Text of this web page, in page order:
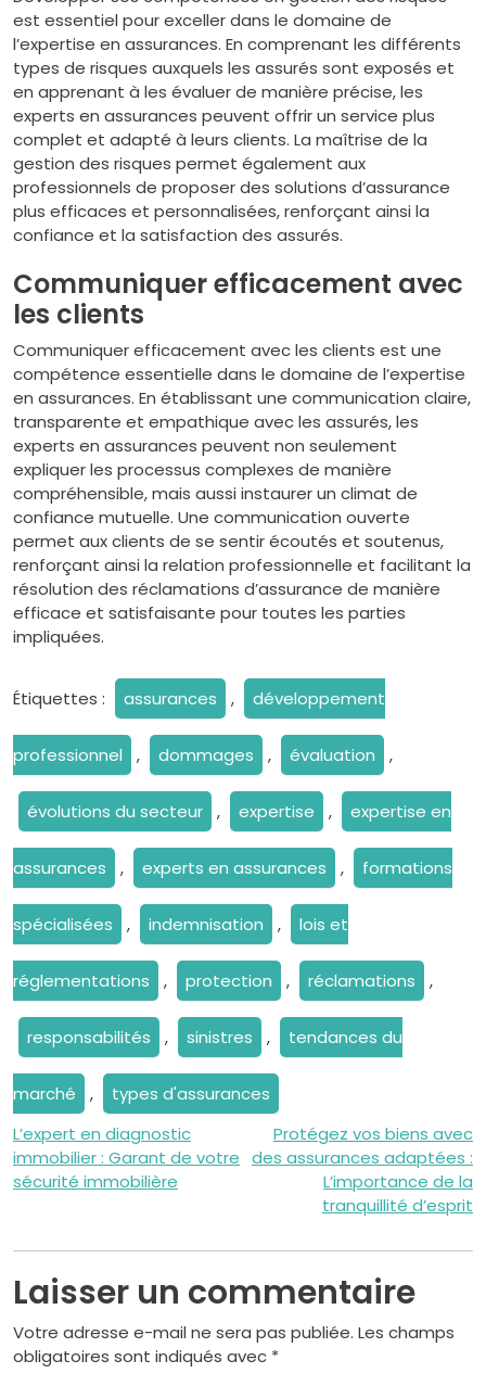
est essentiel pour exceller dans le domaine de
l’expertise en assurances. En comprenant les différents
types de risques auxquels les assurés sont exposés et
en apprenant à les évaluer de manière précise, les
experts en assurances peuvent offrir un service plus
complet et adapté à leurs clients. La maîtrise de la
gestion des risques permet également aux
professionnels de proposer des solutions d’assurance
plus efficaces et personnalisées, renforçant ainsi la
confiance et la satisfaction des assurés.
Communiquer efficacement avec
les clients
Communiquer efficacement avec les clients est une
compétence essentielle dans le domaine de l’expertise
en assurances. En établissant une communication claire,
transparente et empathique avec les assurés, les
experts en assurances peuvent non seulement
expliquer les processus complexes de manière
compréhensible, mais aussi instaurer un climat de
confiance mutuelle. Une communication ouverte
permet aux clients de se sentir écoutés et soutenus,
renforçant ainsi la relation professionnelle et facilitant la
résolution des réclamations d’assurance de manière
efficace et satisfaisante pour toutes les parties
impliquées.
Étiquettes : assurances , développement
professionnel , dommages , évaluation ,
évolutions du secteur , expertise , expertise en
assurances , experts en assurances , formations
spécialisées , indemnisation , lois et
réglementations , protection , réclamations ,
responsabilités , sinistres , tendances du
marché , types d'assurances
Navigation
de
L’expert en diagnostic
immobilier : Garant de votre
sécurité immobilière
Protégez vos biens avec
des assurances adaptées :
L’importance de la
tranquillité d’esprit
Laisser un commentaire
Votre adresse e-mail ne sera pas publiée. Les champs
obligatoires sont indiqués avec *